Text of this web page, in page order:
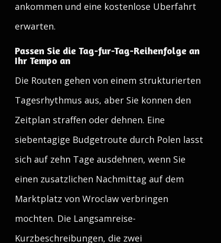
ankommen und eine kostenlose Uberfahrt
erwarten.
Passen Sie die Tag-fur-Tag-Reihenfolge an
Ihr Tempo an
Die Routen gehen von einem strukturierten
Tagesrhythmus aus, aber Sie konnen den
Zeitplan straffen oder dehnen. Eine
siebentagige Budgetroute durch Polen lasst
sich auf zehn Tage ausdehnen, wenn Sie
einen zusatzlichen Nachmittag auf dem
Marktplatz von Wroclaw verbringen
mochten. Die Langsamreise-
Kurzbeschreibungen, die zwei